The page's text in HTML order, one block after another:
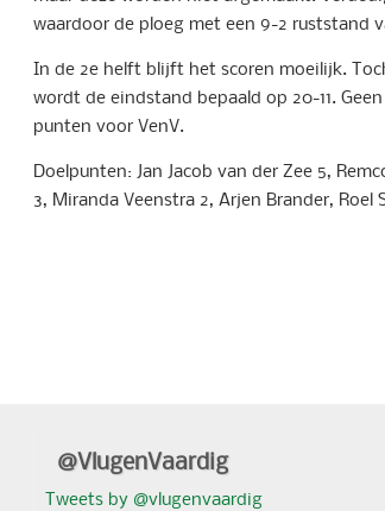
waardoor de ploeg met een 9-2 ruststand
In de 2e helft blijft het scoren moeilijk.
wordt de eindstand bepaald op 20-11.
punten voor VenV.
Doelpunten: Jan Jacob van der Zee 5,
3, Miranda Veenstra 2, Arjen Brander,
@VlugenVaardig
Tweets by @vlugenvaardig